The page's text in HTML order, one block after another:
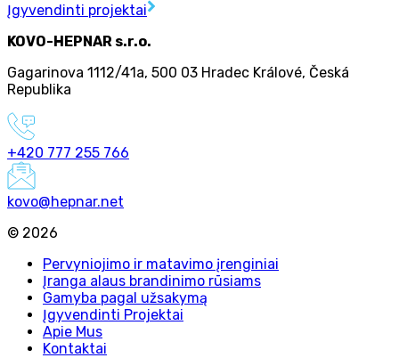
Įgyvendinti projektai
KOVO-HEPNAR s.r.o.
Gagarinova 1112/41a, 500 03 Hradec Králové, Česká
Republika
+420 777 255 766
kovo@hepnar.net
© 2026
Pervyniojimo ir matavimo įrenginiai
Įranga alaus brandinimo rūsiams
Gamyba pagal užsakymą
Įgyvendinti Projektai
Apie Mus
Kontaktai